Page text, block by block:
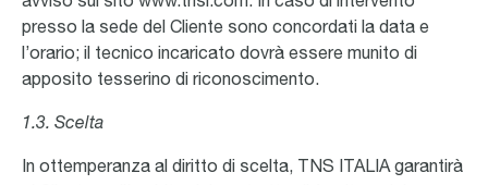
presso la sede del Cliente sono concordati la data e
l’orario; il tecnico incaricato dovrà essere munito di
apposito tesserino di riconoscimento.
1.3. Scelta
In ottemperanza al diritto di scelta, TNS ITALIA garantirà